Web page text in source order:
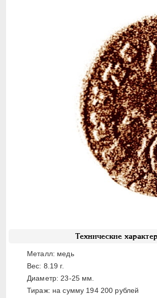
Технические
Металл: медь
Вес: 8.19 г.
Диаметр: 23-25 мм.
Тираж: на сумму 194 200 рублей